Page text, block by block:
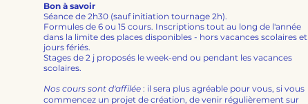
Bon à savoir
Séance de 2h30 (sauf initiation tournage 2h).
Formules de 6 ou 15 cours. Inscriptions tout au long de l'année
dans la limite des places disponibles - hors vacances scolaires et
jours fériés.
Stages de 2 j proposés le week-end ou pendant les vacances
scolaires.
Nos cours sont d'affilée : il sera plus agréable pour vous, si vous
commencez un projet de création, de venir régulièrement sur